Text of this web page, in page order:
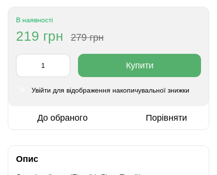
В наявності
219 грн 279 грн
Купити
Увійти для відображення накопичувальної знижки
До обраного Порівняти
Опис